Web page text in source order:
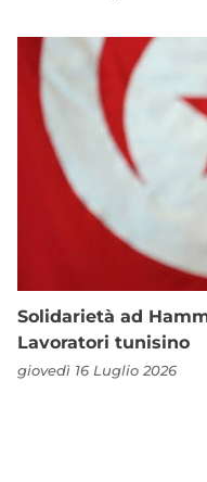
Solidarietà ad
Lavoratori tunisino
giovedì 16 Luglio 2026